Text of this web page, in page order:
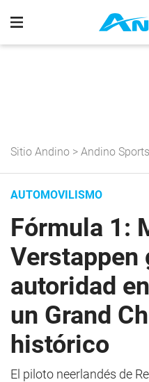
Sitio Andino > Andino Sports
AUTOMOVILISMO
Fórmula 1:
Verstappen
autoridad
un Grand
histórico
El piloto neerlandés de